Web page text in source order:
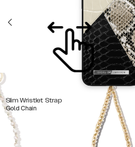
Slim Wristlet Strap
Gold Chain